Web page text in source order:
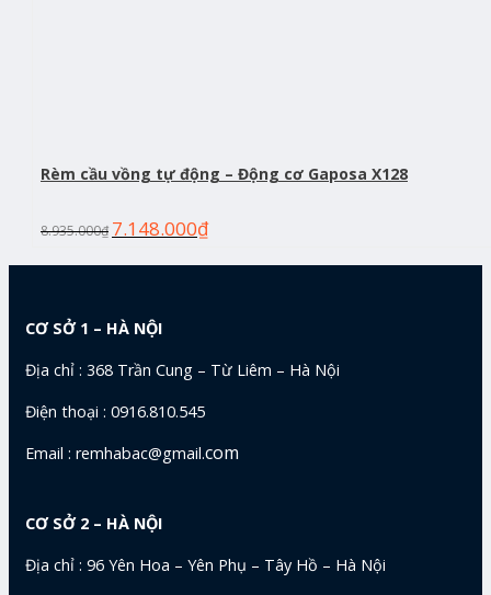
Rèm cầu vồng tự động – Động cơ Gaposa X128
8.935.000₫ 7.148.000₫
CƠ SỞ 1 – HÀ NỘI
Địa chỉ : 368 Trần Cung – Từ Liêm – Hà Nội
Điện thoại : 0916.810.545
Email : remhabac@gmail.com
CƠ SỞ 2 – HÀ NỘI
Địa chỉ : 96 Yên Hoa – Yên Phụ – Tây Hồ – Hà Nội